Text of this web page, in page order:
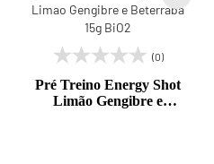
(0)
Pré Treino Energy Shot
Limão Gengibre e